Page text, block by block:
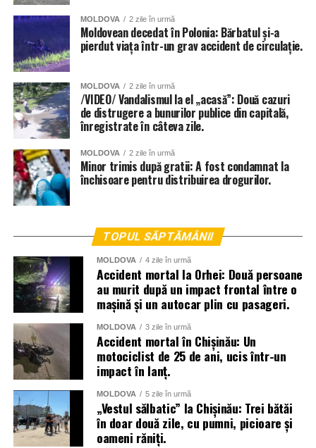
Inundate au fost și trecerile subterane de pietoni, dar și
parcările amenajate în subsolurile blocurilor locative.
aproape două mii de angajați ai Ministerului Afacerilor
Interne, dar și toate serviciile specializate de nivel local,
raional și național.
MOLDOVA 2 zile în urmă
Moldovean decedat în Polonia: Bărbatul și-a
pierdut viața într-un grav accident de circulație.
MOLDOVA 2 zile în urmă
/VIDEO/ Vandalismul la el „acasă”: Două cazuri
de distrugere a bunurilor publice din capitală,
înregistrate în câteva zile.
MOLDOVA 2 zile în urmă
Minor trimis după gratii: A fost condamnat la
închisoare pentru distribuirea drogurilor.
TOPUL SĂPTĂMÂNII
MOLDOVA 4 zile în urmă
Accident mortal la Orhei: Două persoane
au murit după un impact frontal între o
mașină și un autocar plin cu pasageri.
MOLDOVA 3 zile în urmă
Accident mortal în Chișinău: Un
motociclist de 25 de ani, ucis într-un
impact în lanț.
MOLDOVA 5 zile în urmă
„Vestul sălbatic” la Chișinău: Trei bătăi
în doar două zile, cu pumni, picioare și
oameni răniți.